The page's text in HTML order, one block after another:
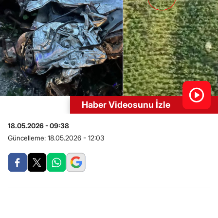
Haber Videosunu İzle
18.05.2026 - 09:38
Güncelleme: 18.05.2026 - 12:03